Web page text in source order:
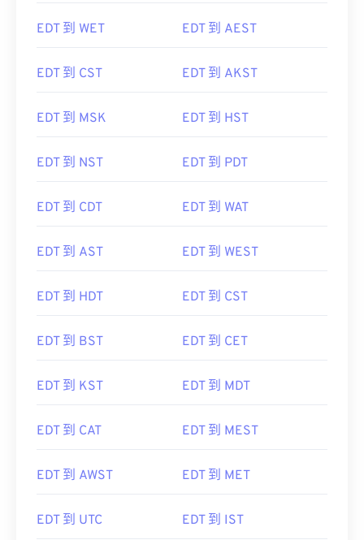
EDT 到 WET EDT 到 AEST
EDT 到 CST EDT 到 AKST
EDT 到 MSK EDT 到 HST
EDT 到 NST EDT 到 PDT
EDT 到 CDT EDT 到 WAT
EDT 到 AST EDT 到 WEST
EDT 到 HDT EDT 到 CST
EDT 到 BST EDT 到 CET
EDT 到 KST EDT 到 MDT
EDT 到 CAT EDT 到 MEST
EDT 到 AWST EDT 到 MET
EDT 到 UTC EDT 到 IST